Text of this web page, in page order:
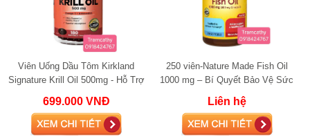
Viên Uống Dầu Tôm Kirkland
Signature Krill Oil 500mg - Hỗ Trợ
Chức Nă
699.000 VNĐ
250 viên-Nature Made Fish Oil
1000 mg – Bí Quyết Bảo Vệ Sức
Liên hệ